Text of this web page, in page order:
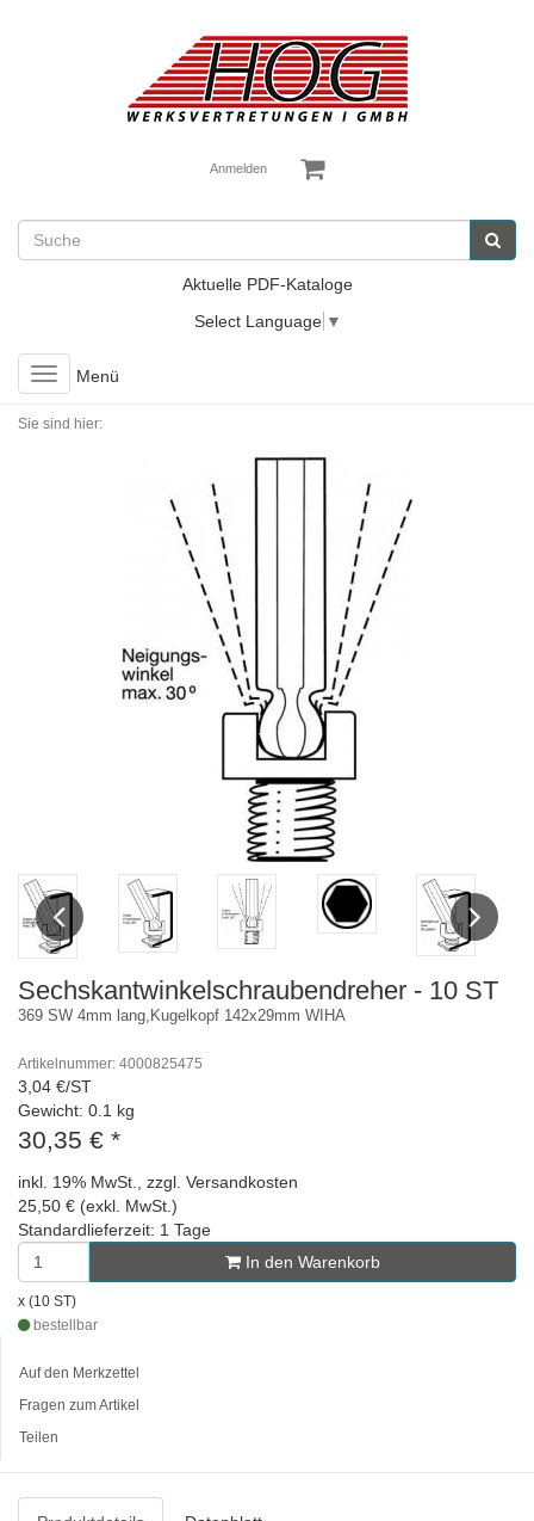
Anmelden
Aktuelle PDF-Kataloge
Select Language ▼
Toggle
navigation
Menü
Sie sind hier:
Previous Next
Sechskantwinkelschraubendreher - 10 ST
369 SW 4mm lang,Kugelkopf 142x29mm WIHA
Artikelnummer: 4000825475
3,04 €/ST
Gewicht: 0.1 kg
30,35 € *
inkl. 19% MwSt., zzgl. Versandkosten
25,50 € (exkl. MwSt.)
Standardlieferzeit: 1 Tage
In den Warenkorb
x (10 ST)
bestellbar
Auf den Merkzettel
Fragen zum Artikel
Teilen